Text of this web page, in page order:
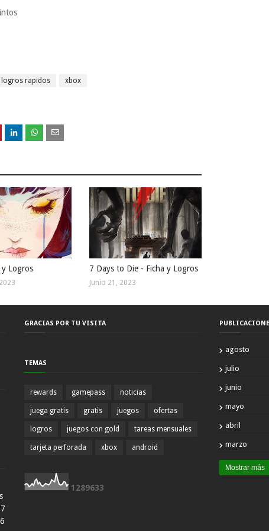
logros rapidos xbox
y Logros 7 Days to Die - Ficha y Logros
Junio 21, 2023
GRACIAS POR TU VISITA
TEMAS
rewards gamepass noticias
juega gratis gratis juegos ofertas
logros juegos con gold tareas mensuales
tarjeta perforada xbox android
1 289633
agosto
julio
junio
mayo
abril
marzo
Mostrar más